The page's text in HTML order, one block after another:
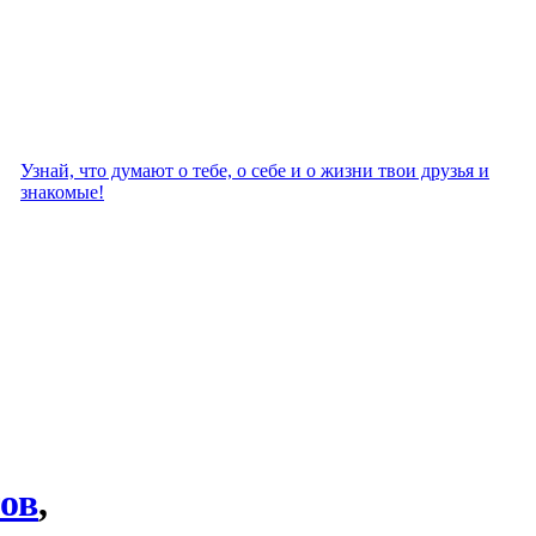
Узнай, что думают о тебе, о себе и о жизни твои друзья и
знакомые!
,